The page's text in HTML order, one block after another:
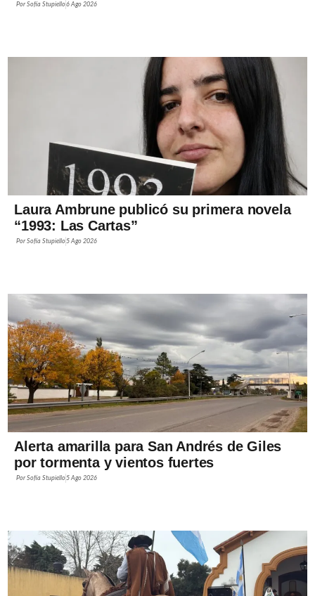
PorSofía Stupiello6 Ago 2026
Laura Ambrune publicó su primera novela
“1993: Las Cartas”
PorSofía Stupiello5 Ago 2026
Alerta amarilla para San Andrés de Giles
por tormenta y vientos fuertes
PorSofía Stupiello5 Ago 2026